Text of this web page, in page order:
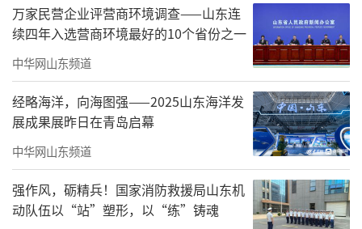
万家民营企业评营商环境调查——山东连
续四年入选营商环境最好的10个省份之一
中华网山东频道
经略海洋，向海图强——2025山东海洋发
展成果展昨日在青岛启幕
中华网山东频道
强作风，砺精兵！国家消防救援局山东机
动队伍以“站”塑形，以“练”铸魂